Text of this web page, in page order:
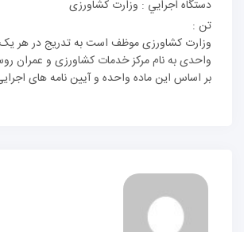
دستگاه اجرايي : وزارت کشاورزی
تن :
وزارت کشاورزی موظف است به تدریج در هر یک
واحدی به نام مرکز خدمات کشاورزی و عمران
بر اساس این ماده واحده و آیین نامه های